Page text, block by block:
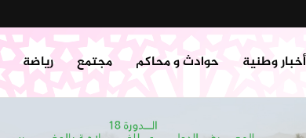
أخبار وطنية حوادث و محاكم مجتمع رياضة